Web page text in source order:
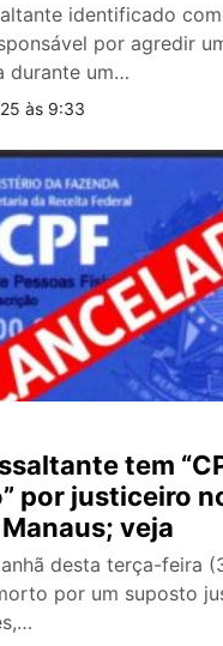
identificado
por agredir
durante um…
às 9:33
tem
por justiceiro
veja
desta terça-feira
por um suposto